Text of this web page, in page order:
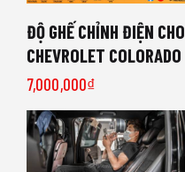
ĐỘ GHẾ CHỈNH ĐIỆN CHO
CHEVROLET COLORADO
7,000,000₫